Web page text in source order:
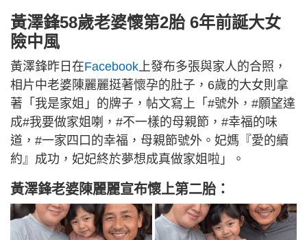
黃澤鋒58歲老婆懷第2胎 6年前誕大女
險中風
黃澤鋒昨日在Facebook上發布多張與家人的合照，
相片中老婆陳麗麗挺著懷孕的肚子，6歲的大女則拿
著「我是家姐」的牌子，帖文寫上「#號外，#願望達
成#我要做家姐喇，#不一樣的母親節，#幸福的味
道，#一家四口的幸福，母親節號外。妃媽『愛的續
約』成功，妃妃終於夢想成真做家姐啦」。
黃澤鋒老婆陳麗麗宣布懷上第二胎：